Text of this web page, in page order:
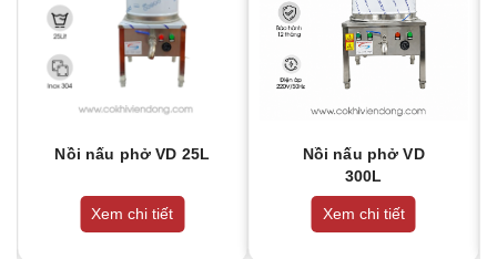
Nồi nấu phở VD 25L
Xem chi tiết
Nồi nấu phở VD
300L
Xem chi tiết